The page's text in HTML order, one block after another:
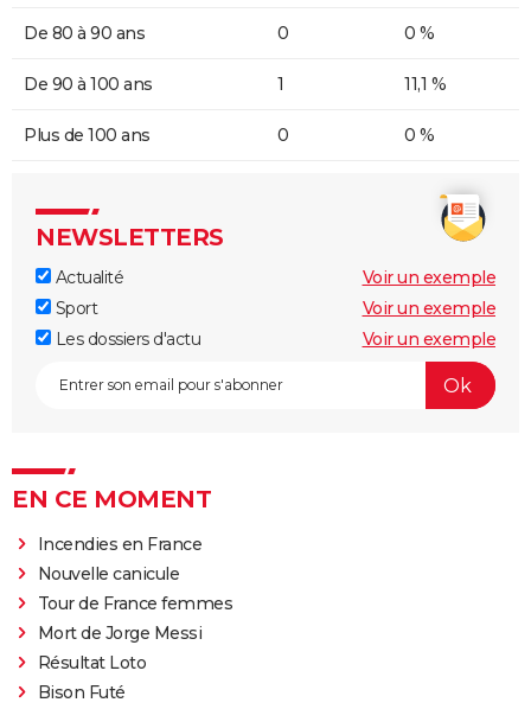
De 80 à 90 ans 0 0 %
De 90 à 100 ans 1 11,1 %
Plus de 100 ans 0 0 %
NEWSLETTERS
Actualité
Voir un exemple
Sport
Voir un exemple
Les dossiers d'actu
Voir un exemple
EN CE MOMENT
Incendies en France
Nouvelle canicule
Tour de France femmes
Mort de Jorge Messi
Résultat Loto
Bison Futé